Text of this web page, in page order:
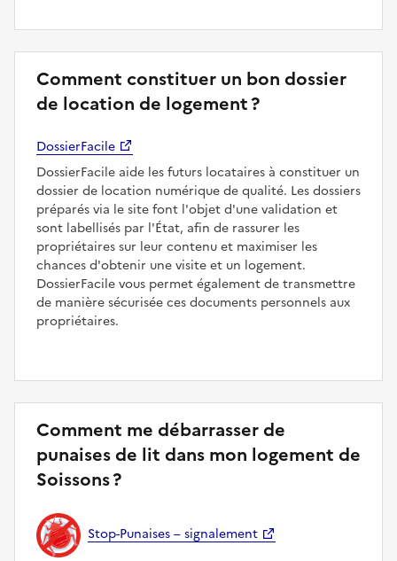
Comment constituer un bon dossier
de location de logement ?
DossierFacile
DossierFacile aide les futurs locataires à constituer un
dossier de location numérique de qualité. Les dossiers
préparés via le site font l'objet d'une validation et
sont labellisés par l'État, afin de rassurer les
propriétaires sur leur contenu et maximiser les
chances d'obtenir une visite et un logement.
DossierFacile vous permet également de transmettre
de manière sécurisée ces documents personnels aux
propriétaires.
Comment me débarrasser de
punaises de lit dans mon logement de
Soissons ?
Stop-Punaises – signalement